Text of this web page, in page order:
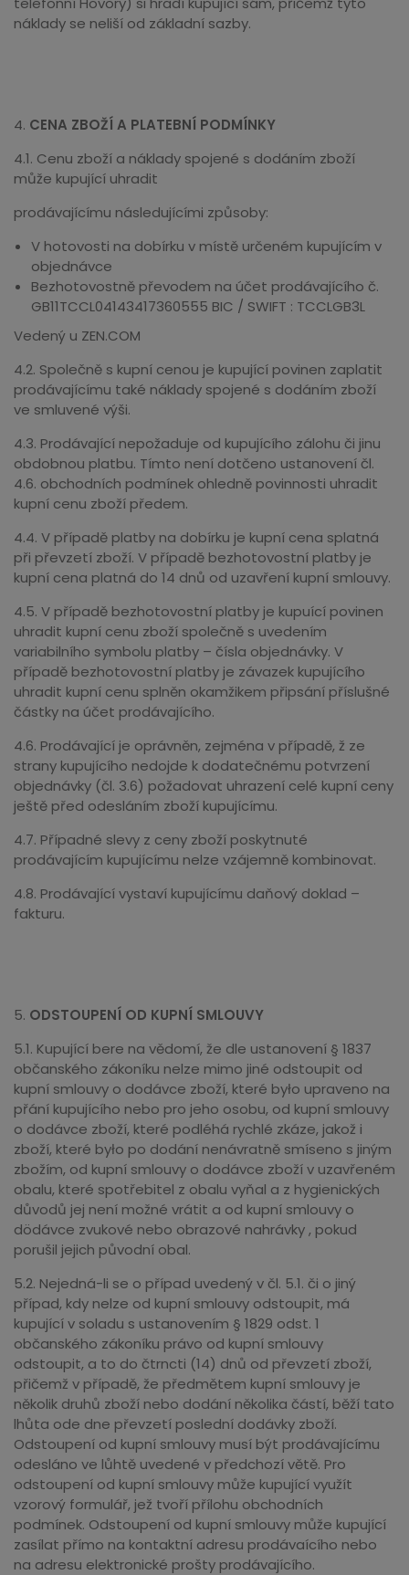
náklady se neliší od základní sazby.
4. CENA ZBOŽÍ A PLATEBNÍ PODMÍNKY
4.1. Cenu zboží a náklady spojené s dodáním zboží
může kupující uhradit
prodávajícímu následujícími způsoby:
V hotovosti na dobírku v místě určeném kupujícím v
objednávce
Bezhotovostně převodem na účet prodávajícího č.
GB11TCCL04143417360555 BIC / SWIFT : TCCLGB3L
Vedený u ZEN.COM
4.2. Společně s kupní cenou je kupující povinen zaplatit
prodávajícímu také náklady spojené s dodáním zboží
ve smluvené výši.
4.3. Prodávající nepožaduje od kupujícího zálohu či jinu
obdobnou platbu. Tímto není dotčeno ustanovení čl.
4.6. obchodních podmínek ohledně povinnosti uhradit
kupní cenu zboží předem.
4.4. V případě platby na dobírku je kupní cena splatná
při převzetí zboží. V případě bezhotovostní platby je
kupní cena platná do 14 dnů od uzavření kupní smlouvy.
4.5. V případě bezhotovostní platby je kupuící povinen
uhradit kupní cenu zboží společně s uvedením
variabilního symbolu platby – čísla objednávky. V
případě bezhotovostní platby je závazek kupujícího
uhradit kupní cenu splněn okamžikem připsání příslušné
částky na účet prodávajícího.
4.6. Prodávající je oprávněn, zejména v případě, ž ze
strany kupujícího nedojde k dodatečnému potvrzení
objednávky (čl. 3.6) požadovat uhrazení celé kupní ceny
ještě před odesláním zboží kupujícímu.
4.7. Případné slevy z ceny zboží poskytnuté
prodávajícím kupujícímu nelze vzájemně kombinovat.
4.8. Prodávající vystaví kupujícímu daňový doklad –
fakturu.
5. ODSTOUPENÍ OD KUPNÍ SMLOUVY
5.1. Kupující bere na vědomí, že dle ustanovení § 1837
občanského zákoníku nelze mimo jiné odstoupit od
kupní smlouvy o dodávce zboží, které było upraveno na
přání kupujícího nebo pro jeho osobu, od kupní smlouvy
o dodávce zboží, které podléhá rychlé zkáze, jakož i
zboží, které było po dodání nenávratně smíseno s jiným
zbožím, od kupní smlouvy o dodávce zboží v uzavřeném
obalu, které spotřebitel z obalu vyňal a z hygienických
důvodů jej není možné vrátit a od kupní smlouvy o
dödávce zvukové nebo obrazové nahrávky , pokud
porušil jejich původní obal.
5.2. Nejedná-li se o případ uvedený v čl. 5.1. či o jiný
případ, kdy nelze od kupní smlouvy odstoupit, má
kupující v soladu s ustanovením § 1829 odst. 1
občanského zákoníku právo od kupní smlouvy
odstoupit, a to do čtrncti (14) dnů od převzetí zboží,
přičemž v případě, že předmětem kupní smlouvy je
několik druhů zboží nebo dodání několika částí, běží tato
lhůta ode dne převzetí poslední dodávky zboží.
Odstoupení od kupní smlouvy musí být prodávajícímu
odesláno ve lůhtě uvedené v předchozí větě. Pro
odstoupení od kupní smlouvy může kupující využít
vzorový formulář, jež tvoří přílohu obchodních
podmínek. Odstoupení od kupní smlouvy může kupující
zasílat přímo na kontaktní adresu prodávaícího nebo
na adresu elektronické prošty prodávajícího.